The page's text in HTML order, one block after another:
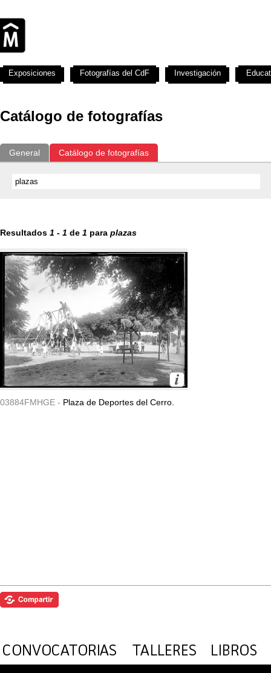
Catálogo de fotografías
General Catálogo de fotografías
Resultados 1 - 1 de 1 para plazas
03884FMHGE - Plaza de Deportes del Cerro.
Exposiciones Fotografías del CdF Investigación